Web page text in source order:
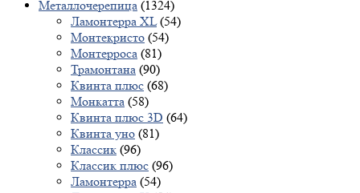
Металлочерепица (1324)
Ламонтерра XL (54)
Монтекристо (54)
Монтерроса (81)
Трамонтана (90)
Квинта плюс (68)
Монкатта (58)
Квинта плюс 3D (64)
Квинта уно (81)
Классик (96)
Классик плюс (96)
Ламонтерра (54)